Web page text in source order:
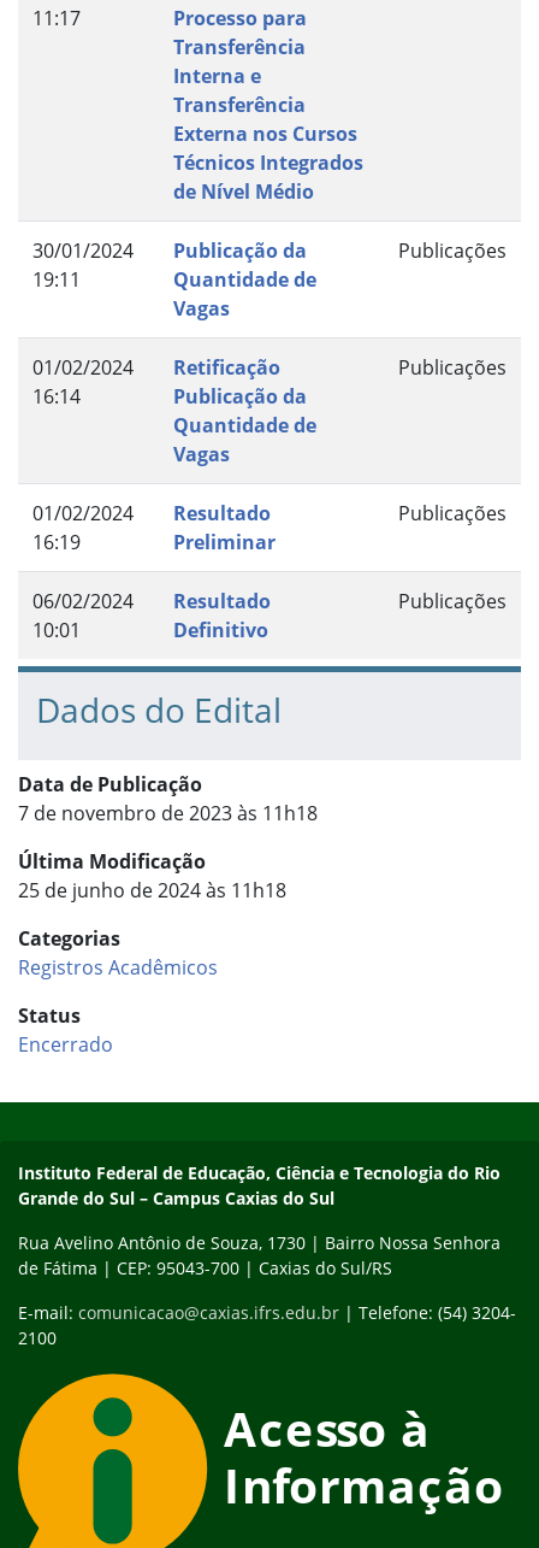
11:17
Processo para
Transferência
Interna e
Transferência
Externa nos Cursos
Técnicos Integrados
de Nível Médio
30/01/2024
19:11
Publicação da
Quantidade de
Vagas
Publicações
01/02/2024
16:14
Retificação
Publicação da
Quantidade de
Vagas
Publicações
01/02/2024
16:19
Resultado
Preliminar
Publicações
06/02/2024
10:01
Resultado
Definitivo
Publicações
Dados do Edital
Data de Publicação
7 de novembro de 2023 às 11h18
Última Modificação
25 de junho de 2024 às 11h18
Categorias
Registros Acadêmicos
Status
Encerrado
Instituto Federal de Educação, Ciência e Tecnologia do Rio
Grande do Sul – Campus Caxias do Sul
Rua Avelino Antônio de Souza, 1730 | Bairro Nossa Senhora
de Fátima | CEP: 95043-700 | Caxias do Sul/RS
E-mail: comunicacao@caxias.ifrs.edu.br | Telefone: (54) 3204-
2100